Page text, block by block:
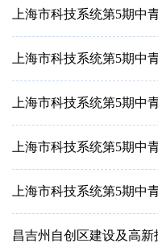
上海市科技系统第5期中
上海市科技系统第5期中
上海市科技系统第5期中
上海市科技系统第5期中